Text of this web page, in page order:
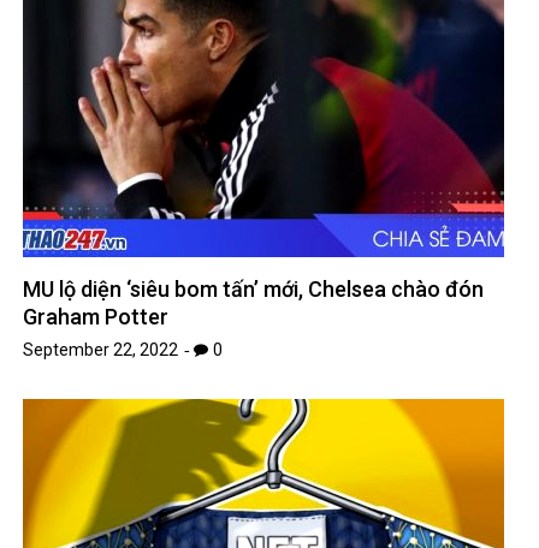
MU lộ diện ‘siêu bom tấn’ mới, Chelsea chào đón
Graham Potter
September 22, 2022 0